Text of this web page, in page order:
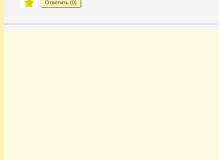
Ответить (0)